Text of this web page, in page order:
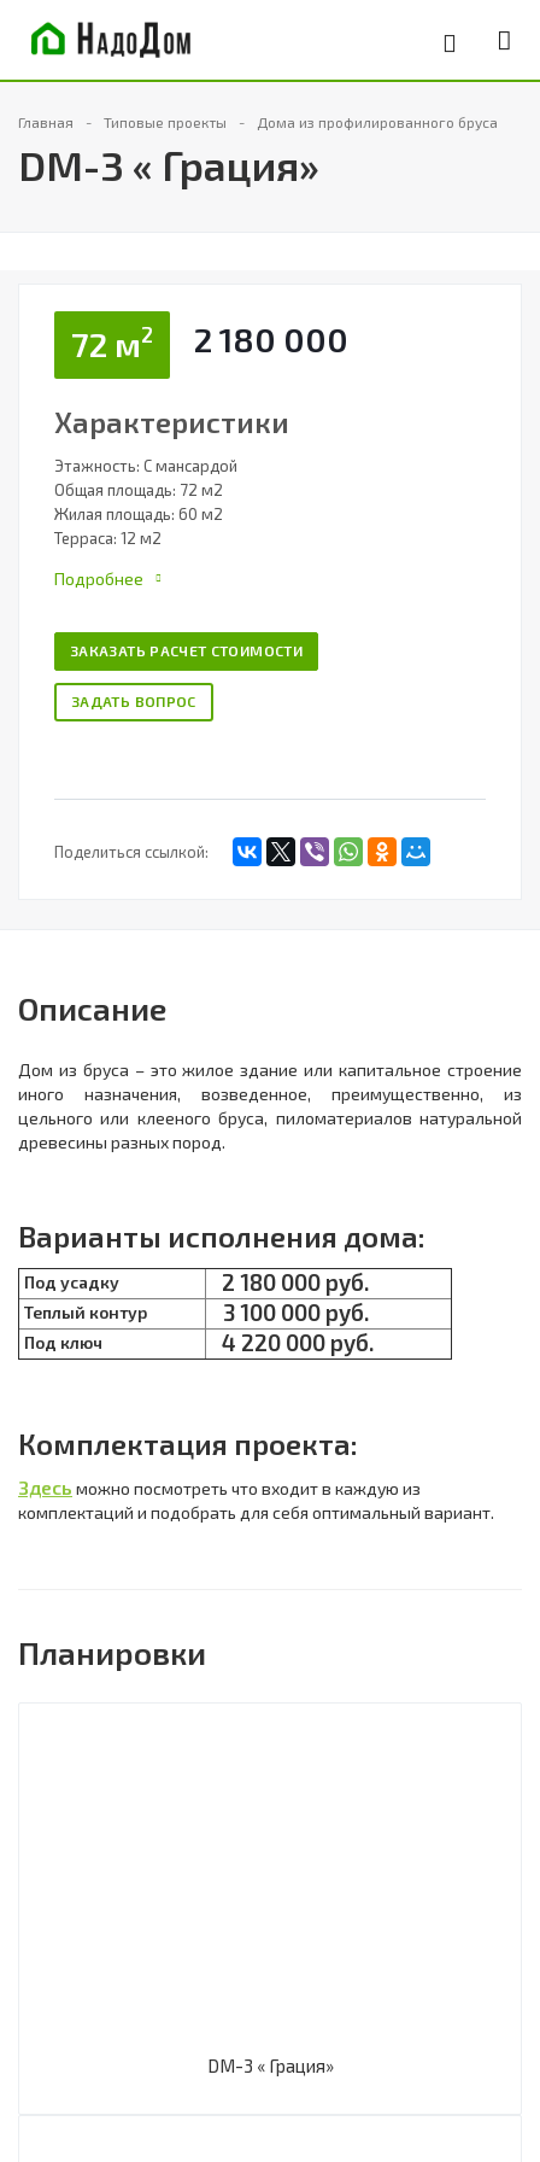
Главная Типовые проекты Дома из профилированного бруса
DM-3 « Грация»
72 м2 2 180 000
Характеристики
Этажность: С мансардой
Общая площадь: 72 м2
Жилая площадь: 60 м2
Терраса: 12 м2
Подробнее
ЗАКАЗАТЬ РАСЧЕТ СТОИМОСТИ
ЗАДАТЬ ВОПРОС
Поделиться ссылкой:
Описание
Дом из бруса – это жилое здание или капитальное строение
иного назначения, возведенное, преимущественно, из
цельного или клееного бруса, пиломатериалов натуральной
древесины разных пород.
Варианты исполнения дома:
Под усадку 2 180 000 руб.
Теплый контур 3 100 000 руб.
Под ключ 4 220 000 руб.
Комплектация проекта:
Здесь можно посмотреть что входит в каждую из
комплектаций и подобрать для себя оптимальный вариант.
Планировки
DM-3 « Грация»